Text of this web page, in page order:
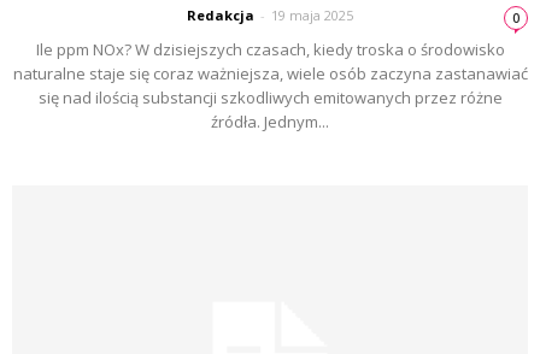
Redakcja - 19 maja 2025 0
Ile ppm NOx? W dzisiejszych czasach, kiedy troska o środowisko
naturalne staje się coraz ważniejsza, wiele osób zaczyna zastanawiać
się nad ilością substancji szkodliwych emitowanych przez różne
źródła. Jednym...